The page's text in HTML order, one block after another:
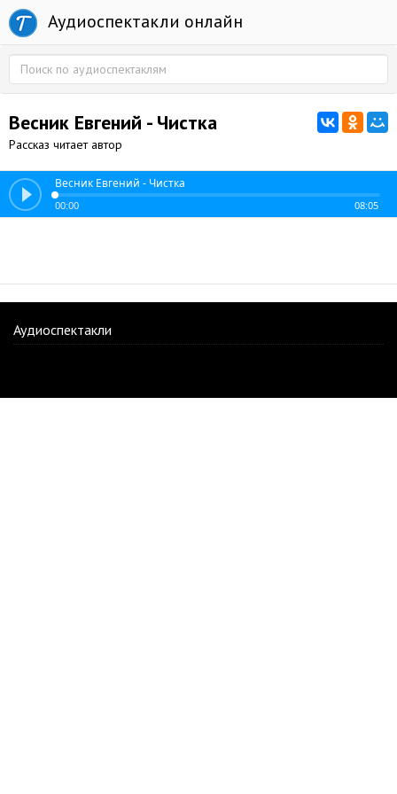
Аудиоспектакли онлайн
Весник Евгений - Чистка
Рассказ читает автор
Весник Евгений - Чистка
00:00 08:05
Аудиоспектакли